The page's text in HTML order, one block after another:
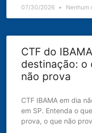
07/30/2026 Nenhum
CTF do
destinação: o
não prova
CTF IBAMA em dia
em SP. Entenda o
prova, o que não